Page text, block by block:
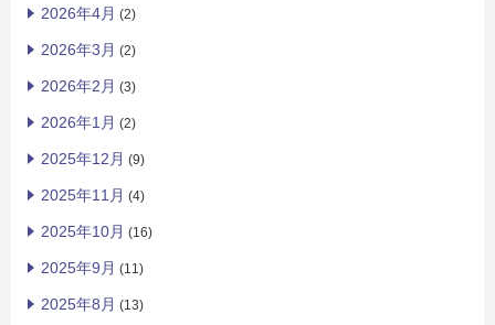
2026年4月 (2)
2026年3月 (2)
2026年2月 (3)
2026年1月 (2)
2025年12月 (9)
2025年11月 (4)
2025年10月 (16)
2025年9月 (11)
2025年8月 (13)